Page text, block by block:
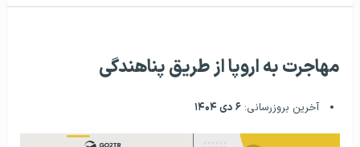
مهاجرت به اروپا از طریق پناهندگی
آخرین بروزرسانی: ۶ دی ۱۴۰۴